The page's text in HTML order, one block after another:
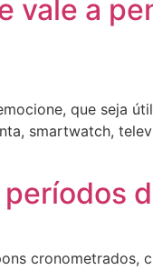
vale a
que seja
smartwatch,
cronometrados,